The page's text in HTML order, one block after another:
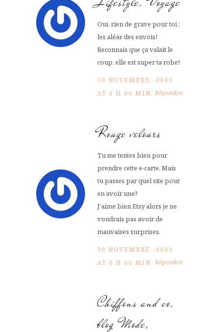
Oui, rien de grave pour toi :
les aléas des envois!
Reconnais que ça valait le
coup, elle est super ta robe!
30 NOVEMBRE -0001
AT 0 H 00 MIN Répondre
Rouge velours
Tu me tentes bien pour
prendre cette e-carte. Mais
tu passes par quel site pour
en avoir une?
J’aime bien Etsy alors je ne
voudrais pas avoir de
mauvaises surprises.
30 NOVEMBRE -0001
AT 0 H 00 MIN Répondre
Chiffons and co,
blog Mode,